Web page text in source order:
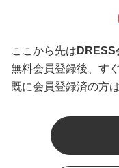
ここから先は DRESS
無料会員登録後、す
既に会員登録済の方